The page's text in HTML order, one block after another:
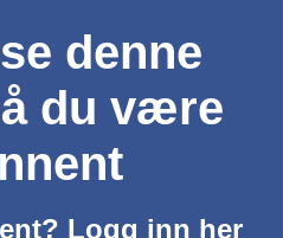
denne
du være
Logg inn her